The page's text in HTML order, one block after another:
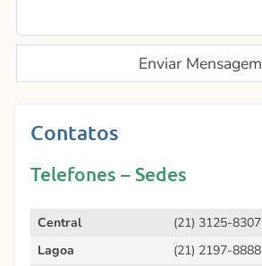
Contatos
Telefones – Sedes
Central
(21) 3125-8307
Lagoa
(21) 2197-8888